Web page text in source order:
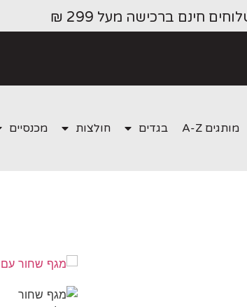
חינם ברכישה מעל 299 ₪
מותגים A-Z בגדים חולצות מכנסיים